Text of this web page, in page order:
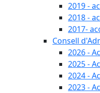
2019 -
2018 -
2017-
Consell
2026 -
2025 -
2024 -
2023 -